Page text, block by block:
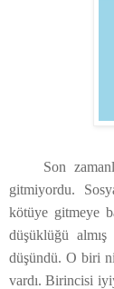
Son
gitmiyordu.
kötüye gitmeye
düşüklüğü
düşündü. O biri
vardı. Birincisi